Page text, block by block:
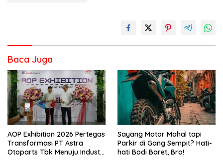
Baca Juga
AOP Exhibition 2026 Pertegas
Transformasi PT Astra
Otoparts Tbk Menuju Industri
Sayang Motor Mahal tapi
Parkir di Gang Sempit? Hati-
hati Bodi Baret, Bro!